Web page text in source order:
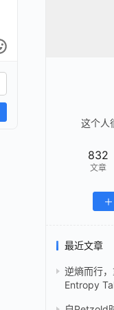
这个人
832
文章
最近文章
逆熵而行
Entropy